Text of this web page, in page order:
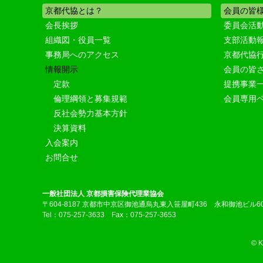
京都代協とは？
会長挨拶
組織図・役員一覧
事務局へのアクセス
情報開示
定款
倫理綱領と募集規範
反社会勢力基本方針
決算資料
入会案内
お問合せ
会員の皆
委員会活
支部活動
京都代協
会員の皆
提携事業
会員専用
一般社団法人 京都損害保険代理業協会
〒604-8187 京都市中京区御池通烏丸東入笹屋町436 永和御池ビル
Tel：075-257-3633 Fax：075-257-3653
©